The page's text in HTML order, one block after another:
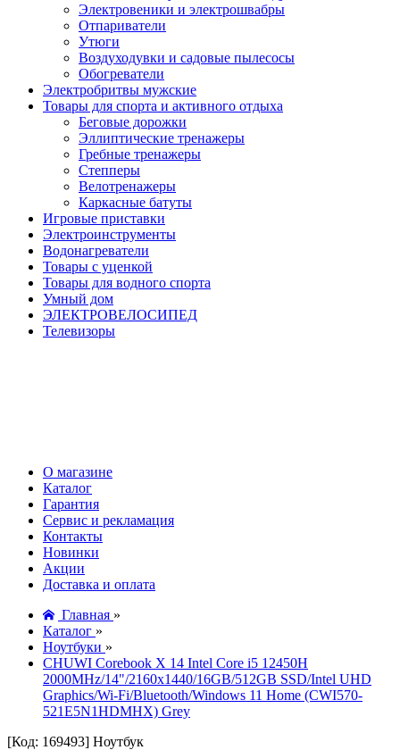
Электровеники и электрошвабры
Отпариватели
Утюги
Воздуходувки и садовые пылесосы
Обогреватели
Электробритвы мужские
Товары для спорта и активного отдыха
Беговые дорожки
Эллиптические тренажеры
Гребные тренажеры
Степперы
Велотренажеры
Каркасные батуты
Игровые приставки
Электроинструменты
Водонагреватели
Товары с уценкой
Товары для водного спорта
Умный дом
ЭЛЕКТРОВЕЛОСИПЕД
Телевизоры
О магазине
Каталог
Гарантия
Сервис и рекламация
Контакты
Новинки
Акции
Доставка и оплата
Главная »
Каталог »
Ноутбуки »
CHUWI Corebook X 14 Intel Core i5 12450H
2000MHz/14"/2160x1440/16GB/512GB SSD/Intel UHD
Graphics/Wi-Fi/Bluetooth/Windows 11 Home (CWI570-
521E5N1HDMHX) Grey
[Код: 169493] Ноутбук